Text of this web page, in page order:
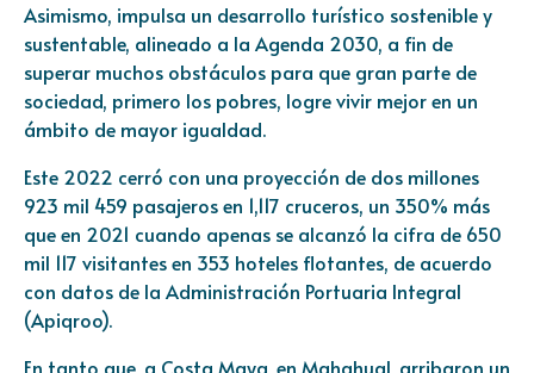
Asimismo, impulsa un desarrollo turístico sostenible y
sustentable, alineado a la Agenda 2030, a fin de
superar muchos obstáculos para que gran parte de
sociedad, primero los pobres, logre vivir mejor en un
ámbito de mayor igualdad.
Este 2022 cerró con una proyección de dos millones
923 mil 459 pasajeros en 1,117 cruceros, un 350% más
que en 2021 cuando apenas se alcanzó la cifra de 650
mil 117 visitantes en 353 hoteles flotantes, de acuerdo
con datos de la Administración Portuaria Integral
(Apiqroo).
En tanto que, a Costa Maya, en Mahahual, arribaron un